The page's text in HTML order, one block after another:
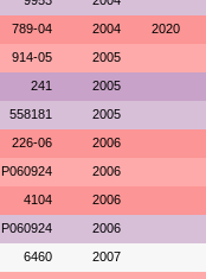
789-04 2004 2020
914-05 2005
241 2005
558181 2005
226-06 2006
P060924 2006
4104 2006
P060924 2006
6460 2007